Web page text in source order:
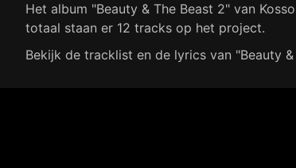
Het album "Beauty & The Beast 2" van
totaal staan er 12 tracks op het project.
Bekijk de tracklist en de lyrics van "Beauty